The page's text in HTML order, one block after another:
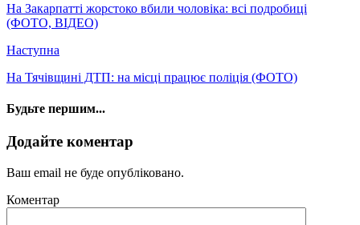
На Закарпатті жорстоко вбили чоловіка: всі подробиці
(ФОТО, ВІДЕО)
Наступна
На Тячівщині ДТП: на місці працює поліція (ФОТО)
Будьте першим...
Додайте коментар
Ваш email не буде опубліковано.
Коментар